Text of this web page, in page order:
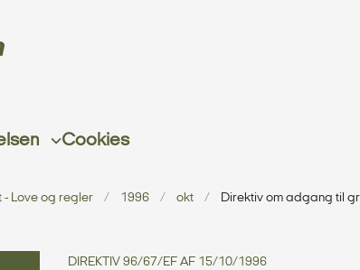
Cookies
- Love og regler 1996 okt Direktiv om adgang til
DIREKTIV 96/67/EF AF 15/10/1996